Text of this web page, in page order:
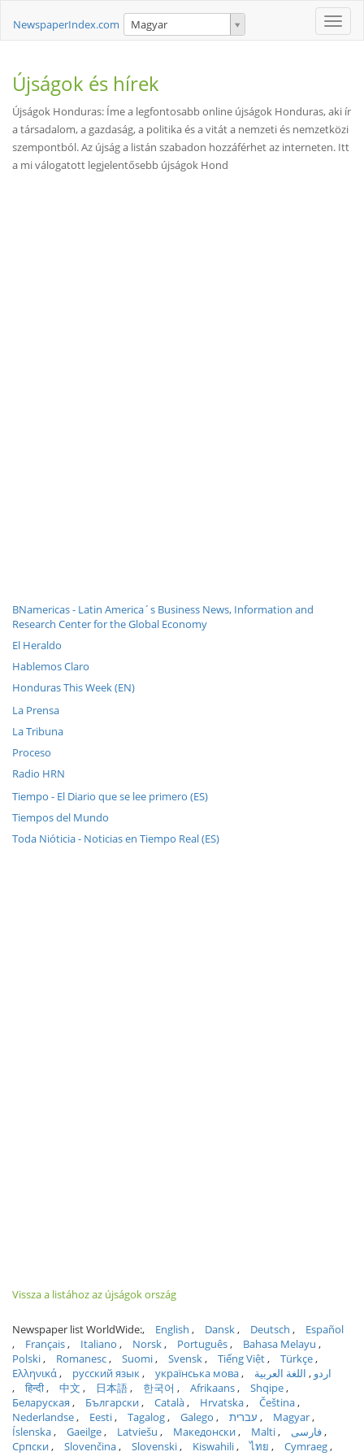
Toggle
NewspaperIndex.com Magyar
Újságok és hírek
Újságok Honduras: Íme a legfontosabb online újságok Honduras, aki ír
a társadalom, a gazdaság, a politika és a vitát a nemzeti és nemzetközi
szempontból. Az újság a listán szabadon hozzáférhet az interneten. Itt
a mi válogatott legjelentősebb újságok Hond
BNamericas - Latin America´s Business News, Information and
Research Center for the Global Economy
El Heraldo
Hablemos Claro
Honduras This Week (EN)
La Prensa
La Tribuna
Proceso
Radio HRN
Tiempo - El Diario que se lee primero (ES)
Tiempos del Mundo
Toda Nióticia - Noticias en Tiempo Real (ES)
Vissza a listához az újságok ország
Newspaper list WorldWide: English Dansk Deutsch
Español
Français
Italiano Norsk Português
Bahasa Melayu
Polski
Romanesc Suomi Svensk Tiếng Việt
Türkçe
Ελληνικά
русский язык українська мова اردو
اللغة العربية
हिन्दी
中文 日本語 한국어 Afrikaans
Shqipe
Беларуская
Български Català Hrvatska
Čeština
Nederlandse
Eesti Tagalog Galego עברית
Magyar
Íslenska
Gaeilge Latviešu Македонски Malti
فارسی
Српски
Slovenčina Slovenski Kiswahili ไทย
Cymraeg